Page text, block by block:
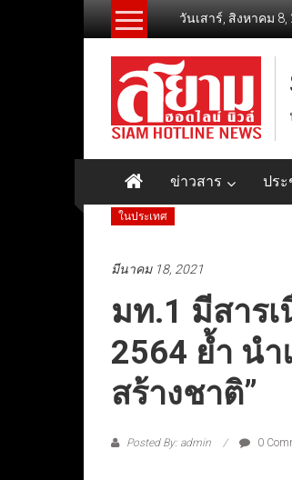
วันเสาร์, สิงหาคม 8,
ข่าวสาร ปร
ในประเทศ
มีนาคม 18, 2021
มท.1 มีสาร
2564 ย้ำ น
สร้างชาติ”
Posted By: admin 0